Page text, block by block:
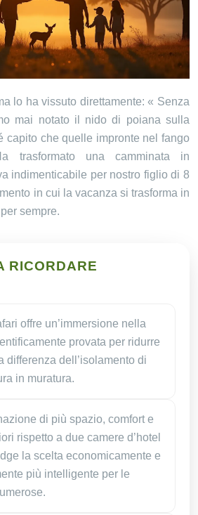
lo ha vissuto direttamente: « Senza
mai notato il nido di poiana sulla
capito che quelle impronte nel fango
trasformato una camminata in
indimenticabile per nostro figlio di 8
in cui la vacanza si trasforma in
sempre.
RICORDARE
offre un’immersione nella
provata per ridurre
differenza dell’isolamento di
in muratura.
di più spazio, comfort e
rispetto a due camere d’hotel
la scelta economicamente e
più intelligente per le